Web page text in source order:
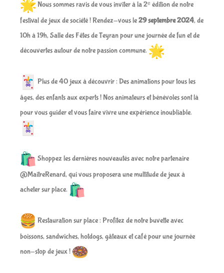
Nous sommes ravis de vous inviter à la 2ᵉ édition de notre
festival de jeux de société ! Rendez-vous le29 septembre 2024, de
10h à 19h, Salle des Fêtes de Teyran pour une journée de fun et de
découvertes autour de notre passion commune.
Plus de 40 jeux à découvrir : Des animations pour tous les
âges, des enfants aux experts ! Nos animateurs et bénévoles sont là
pour vous guider et vous faire vivre une expérience inoubliable.
Shoppez les dernières nouveautés avec notre partenaire
@MaitreRenard, qui vous proposera une multitude de jeux à
acheter sur place.
Restauration sur place : Profitez de notre buvette avec
boissons, sandwiches, hotdogs, gâteaux et café pour une journée
non-stop de jeux !